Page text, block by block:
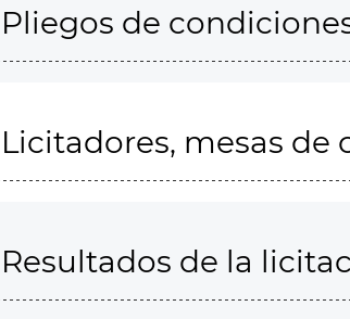
Pliegos de
Licitadores, mesas
Resultados de la